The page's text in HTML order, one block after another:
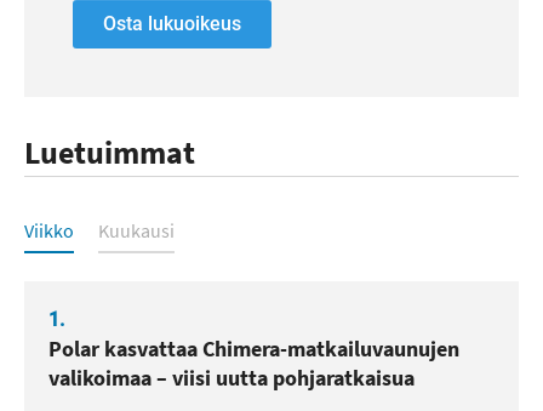
Osta lukuoikeus
Luetuimmat
Luetuimmat
Viikko Kuukausi
1.
Polar kasvattaa Chimera-matkailuvaunujen
valikoimaa – viisi uutta pohjaratkaisua